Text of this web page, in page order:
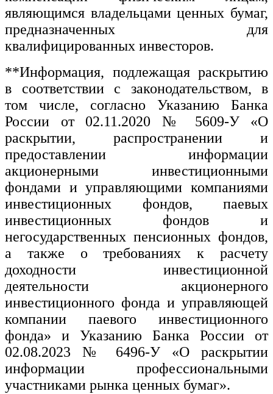
являющимся владельцами ценных бумаг,
предназначенных для
квалифицированных инвесторов.
**Информация, подлежащая раскрытию
в соответствии с законодательством, в
том числе, согласно Указанию Банка
России от 02.11.2020 № 5609-У «О
раскрытии, распространении и
предоставлении информации
акционерными инвестиционными
фондами и управляющими компаниями
инвестиционных фондов, паевых
инвестиционных фондов и
негосударственных пенсионных фондов,
а также о требованиях к расчету
доходности инвестиционной
деятельности акционерного
инвестиционного фонда и управляющей
компании паевого инвестиционного
фонда» и Указанию Банка России от
02.08.2023 № 6496-У «О раскрытии
информации профессиональными
участниками рынка ценных бумаг».